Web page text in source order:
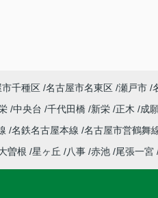
千種区 名古屋市名東区 瀬戸市
中央台 千代田橋 新栄 正木 成
名鉄名古屋本線 名古屋市営鶴舞
曽根 星ヶ丘 八事 赤池 尾張一宮